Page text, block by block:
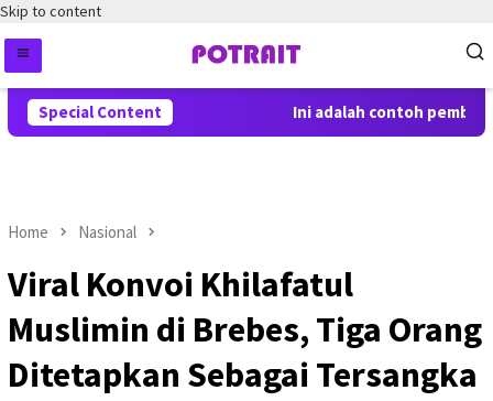
Skip to content
Special Content Ini adalah contoh
Home Nasional
Viral Konvoi Khilafatul
Muslimin di Brebes, Tiga Orang
Ditetapkan Sebagai Tersangka